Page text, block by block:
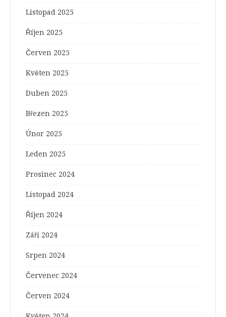
Listopad 2025
Říjen 2025
Červen 2025
Květen 2025
Duben 2025
Březen 2025
Únor 2025
Leden 2025
Prosinec 2024
Listopad 2024
Říjen 2024
Září 2024
Srpen 2024
Červenec 2024
Červen 2024